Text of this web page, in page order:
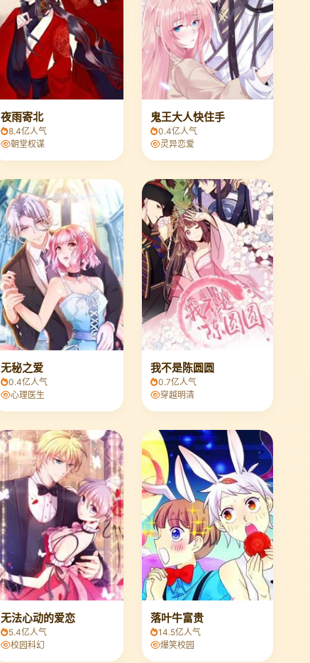
夜雨寄北
8.4亿人气
朝堂权谋
鬼王大人快住手
0.4亿人气
灵异恋爱
无秘之爱
0.4亿人气
心理医生
我不是陈圆圆
0.7亿人气
穿越明清
无法心动的爱恋
5.4亿人气
校园科幻
落叶牛富贵
14.5亿人气
爆笑校园